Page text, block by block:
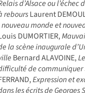
d’Alsace ou l’échec
reboursLaurent
nouveau monde et
DUMORTIER,
la scène inaugurale
Bernard ALAVOINE,
de communiquer
Expression et
les écrits de Georges